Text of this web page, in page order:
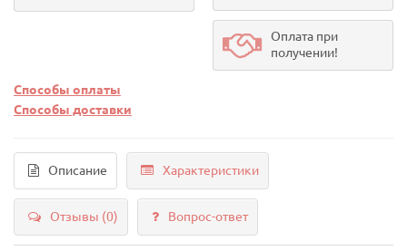
Оплата при
получении!
Способы оплаты
Способы доставки
Описание Характеристики
Отзывы (0) Вопрос-ответ